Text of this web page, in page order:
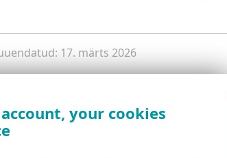
17. märts 2026
your cookies